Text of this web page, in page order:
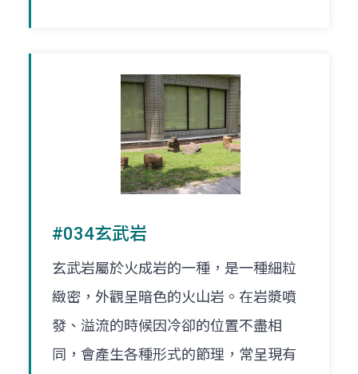
#034玄武岩
玄武岩屬於火成岩的一種，是一種細粒
緻密，外觀呈暗色的火山岩。在岩漿噴
發、溢流的時候因冷卻的位置不盡相
同，會產生各種形式的節理，常呈現有